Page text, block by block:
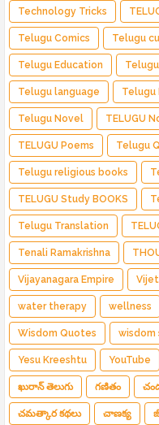
Technology Tricks
Telugu Comics Telugu
Telugu Education
Telugu language Telugu
Telugu Novel TELUGU
TELUGU Poems Telugu
Telugu religious books
TELUGU Study BOOKS
Telugu Translation
Tenali Ramakrishna
Vijayanagara Empire
water therapy wellness
Wisdom Quotes wisdom
Yesu Kreeshtu YouTube
ఖురాన్ తెలుగు గణితం
చమత్కార కథలు చాణక్య